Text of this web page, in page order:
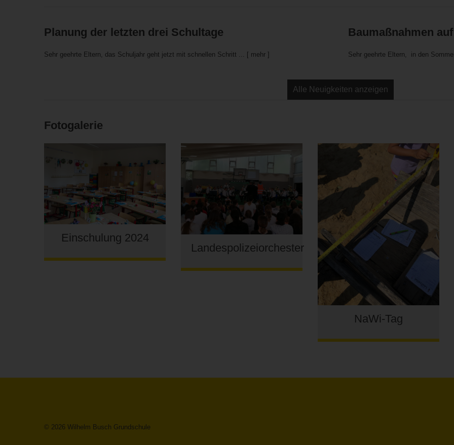
Planung der letzten drei Schultage
Sehr geehrte Eltern, das Schuljahr geht jetzt mit schnellen Schritt ... [ mehr ]
Baumaßnahmen
Sehr geehrte Eltern, in den
Alle Neuigkeiten anzeigen
Fotogalerie
Einschulung 2024
Landespolizeiorchester
NaWi-Tag
© 2026 Wilhelm Busch Grundschule